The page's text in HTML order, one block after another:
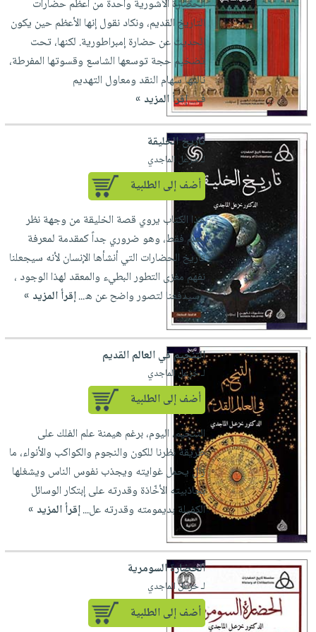
العناية
أدوات
الأوعية
والتخزين
أدوات
المطبخ
الأكثر
اكسسوارات
كتب
اكسسوارات
منزلية
اكسسوارات
ملابس
مطرزات
حقائب
حلي
عناية
بالذات
صابون
أطفال
مناسبات
شحن
مختارة
اشتراكات
كل
الاشتراكات
صندوق
القراءة
iKitab
بلا
حدود
بحث
متقدم
وفرات
عن
الشركة
سياسة
الشركة
فيديوهات
أسئلة
يتكرر
طرحها
خدمات
نيل
وفرات
انشر
كتابك
تواصل
معنا
حسابك
لائحة
الأمنيات
عربة
التسوق
نشرة
الإصدارات
الحضارة الآشورية واحدة من أعظم حضارات
التاريخ القديم، ونكاد نقول إنها الأعظم حين يكون
الحديث عن حضارة إمبراطورية. لكنها، تحت
تضخيم حجة توسعها الشاسع وقسوتها المفرطة،
نالتها سهام النقد ومعاول التهديم
ف...إقرأ المزيد »
تاريخ الخليقة
لـ خزعل الماجدي
أضف إلى الطلبية
هذا الكتاب يروي قصة الخليقة من وجهة نظر
العلم فقط، وهو ضروري جداً كمقدمة لمعرفة
تاريخ الحضارات التي أنشأها الإنسان لأنه سيجعلنا
نفهم مغزى التطور البطيء والمعقد لهذا الوجود ،
وسيدفعنا لتصور واضح عن ه...إقرأ المزيد »
التنجيم في العالم القديم
لـ خزعل الماجدي
أضف إلى الطلبية
التنجيم، اليوم، برغم هيمنة علم الفلك على
طريقة نظرنا للكون والنجوم والكواكب والأنواء، ما
زال يحمل غوايته ويجذب نفوس الناس ويشغلها
بجاذبيته الأخّاذة وقدرته على إبتكار الوسائل
الكفيلة بديمومته وقدرته عل...إقرأ المزيد »
الحضارة السومرية
لـ خزعل الماجدي
أضف إلى الطلبية